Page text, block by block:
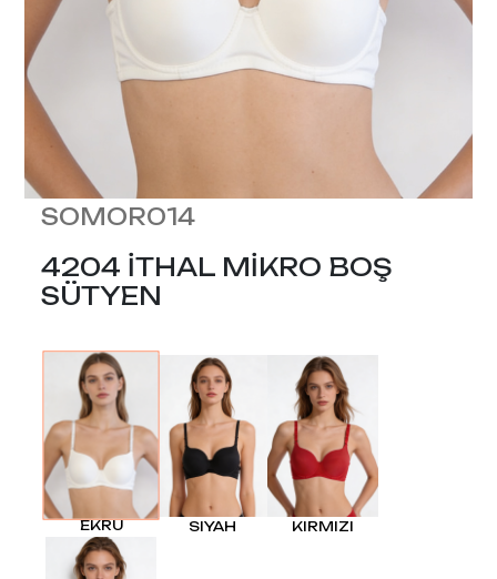
SOMOR014
4204 İTHAL MİKRO BOŞ
SÜTYEN
EKRU SIYAH KIRMIZI